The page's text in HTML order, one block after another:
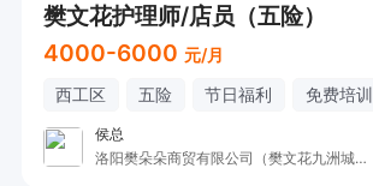
樊文花护理师/店员（五险）
4000-6000 元/月
西工区 五险 节日福利 免费培训
侯总
洛阳樊朵朵商贸有限公司（樊文花九洲城瑞园店）